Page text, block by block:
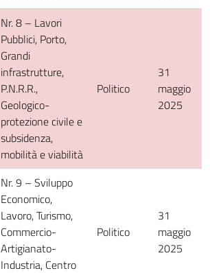
Nr. 8 – Lavori
Pubblici, Porto,
Grandi
infrastrutture,
P.N.R.R.,
Geologico-
protezione civile e
subsidenza,
mobilità e viabilità
Politico
31
maggio
2025
Nr. 9 – Sviluppo
Economico,
Lavoro, Turismo,
Commercio-
Artigianato-
Industria, Centro
Politico
31
maggio
2025